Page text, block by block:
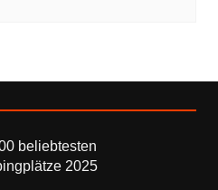
beliebtesten
2025